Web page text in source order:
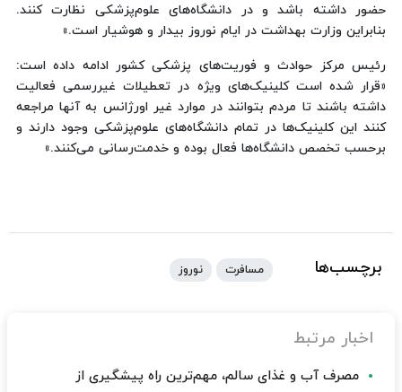
حضور داشته باشد و در دانشگاه‌های علوم‌پزشکی نظارت کنند.
بنابراین وزارت بهداشت در ایام نوروز بیدار و هوشیار است.»
رئیس مرکز حوادث و فوریت‌های پزشکی کشور ادامه داده است:
«قرار شده است کلینیک‌های ویژه در تعطیلات غیررسمی فعالیت
داشته باشند تا مردم بتوانند در موارد غیر اورژانس به آنها مراجعه
کنند این کلینیک‌ها در تمام دانشگاه‌های علوم‌پزشکی وجود دارند و
برحسب تخصص دانشگاه‌ها فعال بوده و خدمت‌رسانی می‌کنند.»
برچسب‌ها مسافرت نوروز
اخبار مرتبط
مصرف آب و غذای سالم، مهم‌ترین راه پیشگیری از